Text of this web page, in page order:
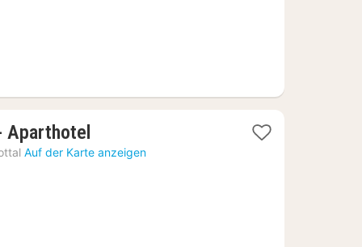
Aparthotel
Nacht
Auf der Karte anzeigen